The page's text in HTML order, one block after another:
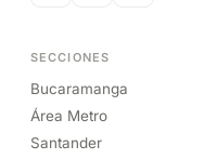
SECCIONES
Bucaramanga
Área Metro
Santander